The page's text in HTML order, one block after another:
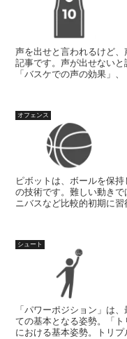
声を出せと言われるけど
記事です。声が出せないと
「バスケでの声の効果」
オフェンス
ピボットは、ボールを保
の技術です。難しい動き
ニバスなど比較的初期に
シュート
「パワーポジション」は
ての基本となる姿勢。「
における基本姿勢。トリ